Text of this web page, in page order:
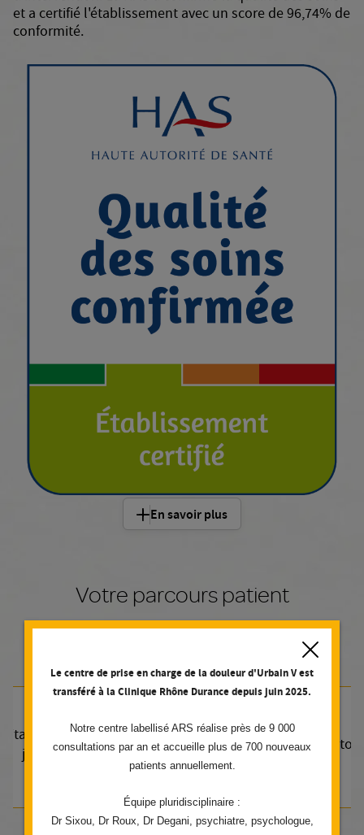
et a certifié l'établissement avec un score de 96,74% de
conformité.
En savoir plus
Votre parcours patient
Hospitalisation
de
jour
Fermer
Le centre de prise en charge de la douleur d'Urbain V est
transféré à la Clinique Rhône Durance depuis juin 2025.
Notre centre labellisé ARS réalise près de 9 000
consultations par an et accueille plus de 700 nouveaux
patients annuellement.
Équipe pluridisciplinaire :
Dr Sixou, Dr Roux, Dr Degani, psychiatre, psychologue,